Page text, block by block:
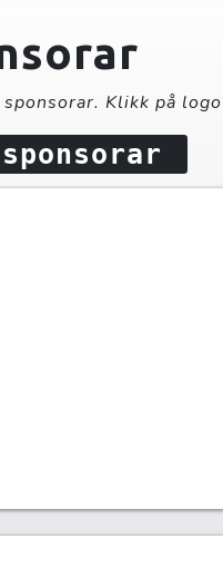
Klikk på